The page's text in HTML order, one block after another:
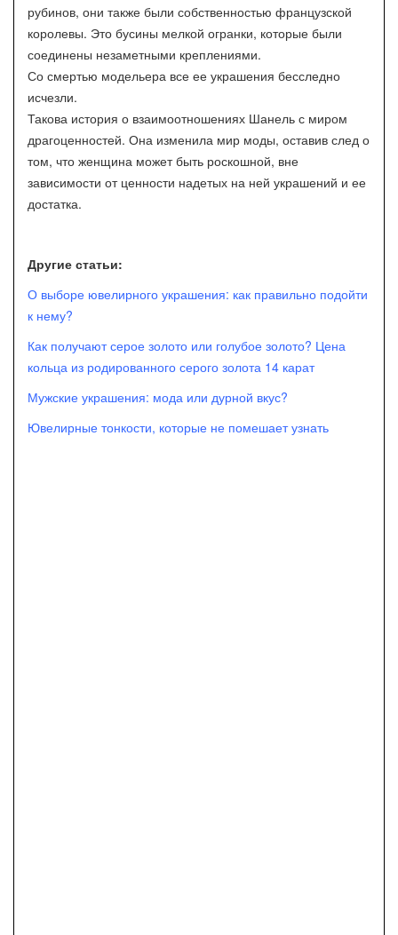
рубинов, они также были собственностью французской
королевы. Это бусины мелкой огранки, которые были
соединены незаметными креплениями.
Со смертью модельера все ее украшения бесследно
исчезли.
Такова история о взаимоотношениях Шанель с миром
драгоценностей. Она изменила мир моды, оставив след о
том, что женщина может быть роскошной, вне
зависимости от ценности надетых на ней украшений и ее
достатка.
Другие статьи:
О выборе ювелирного украшения: как правильно подойти
к нему?
Как получают серое золото или голубое золото? Цена
кольца из родированного серого золота 14 карат
Мужские украшения: мода или дурной вкус?
Ювелирные тонкости, которые не помешает узнать